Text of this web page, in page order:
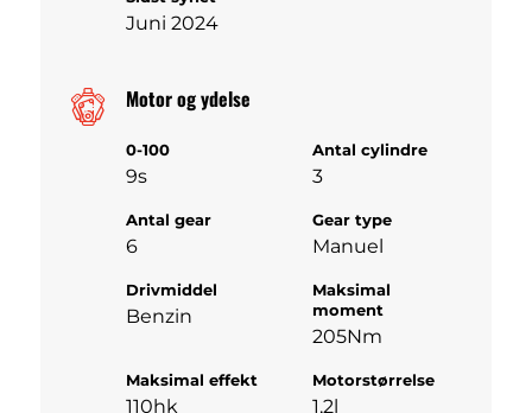
Juni 2024
Motor og ydelse
0-100
9s
Antal cylindre
3
Antal gear
6
Gear type
Manuel
Drivmiddel
Benzin
Maksimal
moment
205Nm
Maksimal effekt
110hk
Motorstørrelse
1,2l